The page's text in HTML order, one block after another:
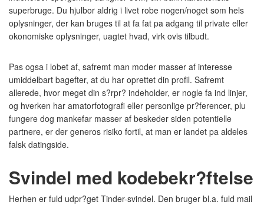
superbruge. Du hjulbor aldrig i livet robe nogen/noget som hels
oplysninger, der kan bruges til at fa fat pa adgang til private eller
okonomiske oplysninger, uagtet hvad, virk ovis tilbudt.
Pas ogsa i lobet af, safremt man moder masser af interesse
umiddelbart bagefter, at du har oprettet din profil. Safremt
allerede, hvor meget din s?rpr? indeholder, er nogle fa ind linjer,
og hverken har amatorfotografi eller personlige pr?ferencer, plu
fungere dog mankefar masser af beskeder siden potentielle
partnere, er der generos risiko fortil, at man er landet pa aldeles
falsk datingside.
Svindel med kodebekr?ftelse
Herhen er fuld udpr?get Tinder-svindel. Den bruger bl.a. fuld mail